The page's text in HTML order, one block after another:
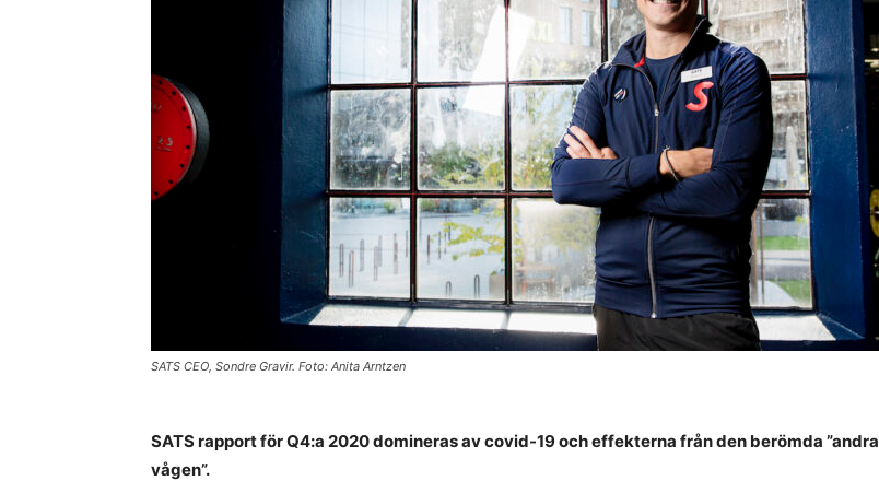
SATS CEO, Sondre Gravir. Foto: Anita Arntzen
SATS rapport för Q4:a 2020 domineras av covid-19 och effekterna från den berömda ”andra
vågen”.